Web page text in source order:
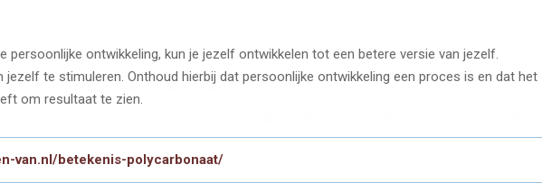
persoonlijke ontwikkeling, kun je jezelf ontwikkelen tot een betere versie van jezelf.
jezelf te stimuleren. Onthoud hierbij dat persoonlijke ontwikkeling een proces is en dat het
om resultaat te zien.
van.nl/betekenis-polycarbonaat/